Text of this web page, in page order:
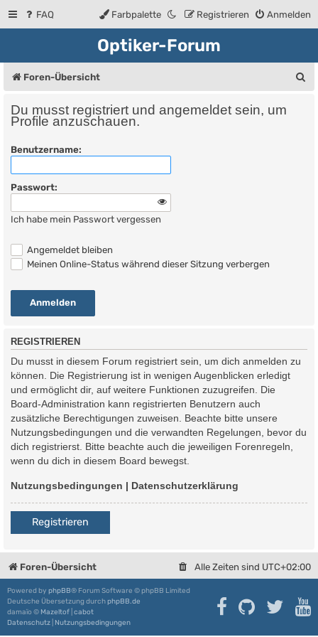
FAQ Anmelden
Registrieren
Farbpalette
Optiker-Forum
Foren-Übersicht
Du musst registriert und angemeldet sein, um
Profile anzuschauen.
Benutzername:
Passwort:
Ich habe mein Passwort vergessen
Angemeldet bleiben
Meinen Online-Status während dieser Sitzung verbergen
REGISTRIEREN
Du musst in diesem Forum registriert sein, um dich anmelden zu
können. Die Registrierung ist in wenigen Augenblicken erledigt
und ermöglicht dir, auf weitere Funktionen zuzugreifen. Die
Board-Administration kann registrierten Benutzern auch
zusätzliche Berechtigungen zuweisen. Beachte bitte unsere
Nutzungsbedingungen und die verwandten Regelungen, bevor du
dich registrierst. Bitte beachte auch die jeweiligen Forenregeln,
wenn du dich in diesem Board bewegst.
Nutzungsbedingungen | Datenschutzerklärung
Registrieren
Foren-Übersicht Alle Zeiten sind UTC+02:00
Powered by phpBB® Forum Software © phpBB Limited
Deutsche Übersetzung durchphpBB.de
damaïo © Mazeltof cabot
Datenschutz Nutzungsbedingungen